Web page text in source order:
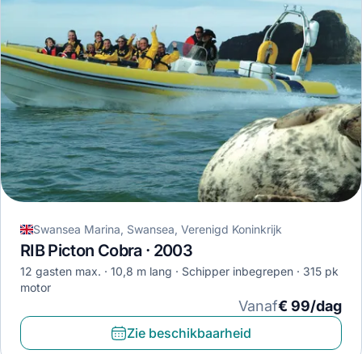
Swansea Marina, Swansea, Verenigd Koninkrijk
RIB Picton Cobra · 2003
12 gasten max. 10,8 m lang Schipper inbegrepen
315 pk
motor
Vanaf€ 99/dag
Zie beschikbaarheid